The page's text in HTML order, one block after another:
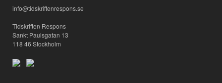
info@tidskriftenrespons.se
Tidskriften Respons
Sankt Paulsgatan 13
118 46 Stockholm